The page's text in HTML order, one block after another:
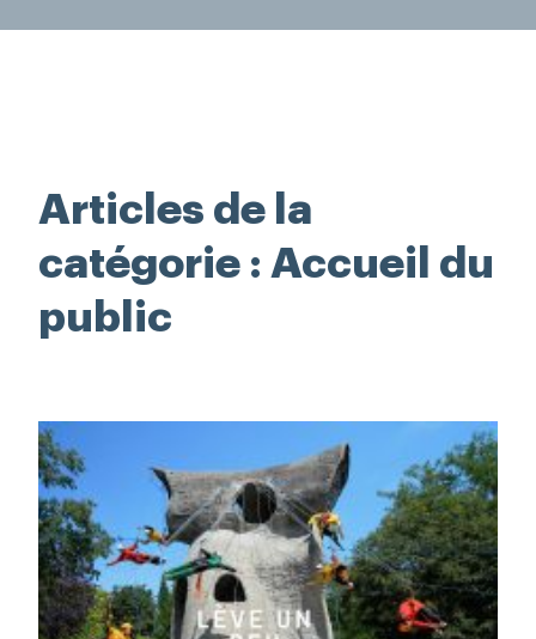
Articles de la
catégorie : Accueil du
public